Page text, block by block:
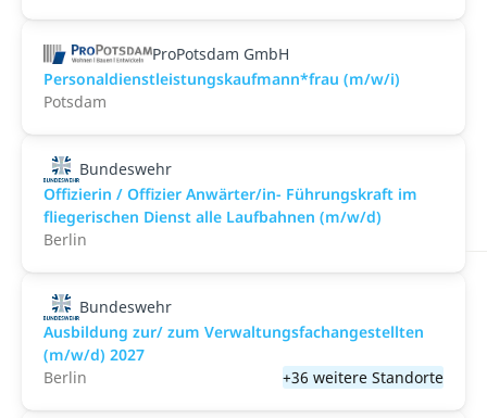
ProPotsdam GmbH
Personaldienstleistungskaufmann*frau (m/w/i)
Potsdam
Bundeswehr
Offizierin / Offizier Anwärter/in- Führungskraft im
fliegerischen Dienst alle Laufbahnen (m/w/d)
Berlin
Bundeswehr
Ausbildung zur/ zum Verwaltungsfachangestellten
(m/w/d) 2027
Berlin
+36 weitere Standorte